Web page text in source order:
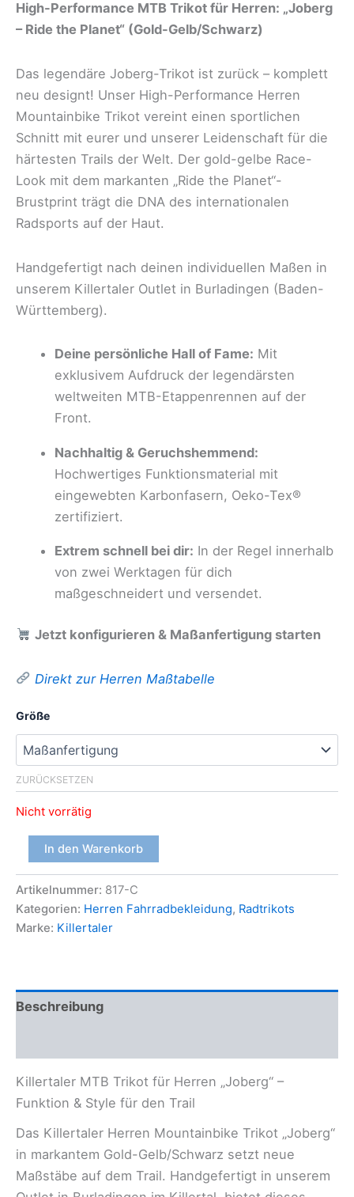
High-Performance MTB Trikot für Herren: „Joberg
– Ride the Planet“ (Gold-Gelb/Schwarz)
Das legendäre Joberg-Trikot ist zurück – komplett
neu designt! Unser High-Performance Herren
Mountainbike Trikot vereint einen sportlichen
Schnitt mit eurer und unserer Leidenschaft für die
härtesten Trails der Welt. Der gold-gelbe Race-
Look mit dem markanten „Ride the Planet“-
Brustprint trägt die DNA des internationalen
Radsports auf der Haut.
Handgefertigt nach deinen individuellen Maßen in
unserem Killertaler Outlet in Burladingen (Baden-
Württemberg).
Deine persönliche Hall of Fame: Mit
exklusivem Aufdruck der legendärsten
weltweiten MTB-Etappenrennen auf der
Front.
Nachhaltig & Geruchshemmend:
Hochwertiges Funktionsmaterial mit
eingewebten Karbonfasern, Oeko-Tex®
zertifiziert.
Extrem schnell bei dir: In der Regel innerhalb
von zwei Werktagen für dich
maßgeschneidert und versendet.
Jetzt konfigurieren & Maßanfertigung starten
Direkt zur Herren Maßtabelle
Größe
ZURÜCKSETZEN
Nicht vorrätig
Killertaler
Trikot
für
Herren
„Joberg
in
In den Warenkorb
Artikelnummer: 817-C
Kategorien: Herren Fahrradbekleidung, Radtrikots
Marke: Killertaler
Beschreibung
Killertaler MTB Trikot für Herren „Joberg“ –
Funktion & Style für den Trail
Das Killertaler Herren Mountainbike Trikot „Joberg“
in markantem Gold-Gelb/Schwarz setzt neue
Maßstäbe auf dem Trail. Handgefertigt in unserem